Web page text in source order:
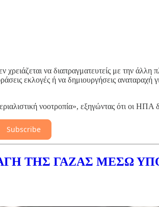
χρειάζεται να διαπραγματευτείς με την
εκλογές ή να δημιουργήσεις
νοοτροπία», εξηγώντας ότι οι
Subscribe
ΤΗΣ ΓΑΖΑΣ ΜΕΣΩ